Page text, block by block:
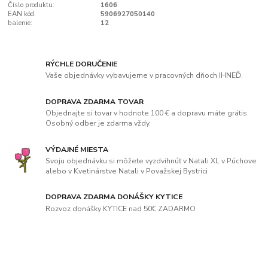
Číslo produktu:
1606
EAN kód:
5906927050140
balenie:
12
RÝCHLE DORUČENIE
Vaše objednávky vybavujeme v pracovných dňoch IHNEĎ.
DOPRAVA ZDARMA TOVAR
Objednajte si tovar v hodnote 100 € a dopravu máte grátis.
Osobný odber je zdarma vždy.
VÝDAJNÉ MIESTA
Svoju objednávku si môžete vyzdvihnúť v Natali XL v Púchove
alebo v Kvetinárstve Natali v Považskej Bystrici
DOPRAVA ZDARMA DONÁŠKY KYTICE
Rozvoz donášky KYTICE nad 50€ ZADARMO